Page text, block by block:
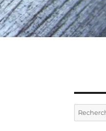
Recherche
pour :